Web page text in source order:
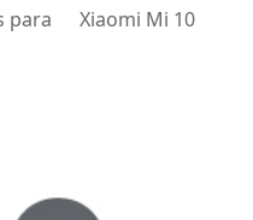
para
Xiaomi Mi 10